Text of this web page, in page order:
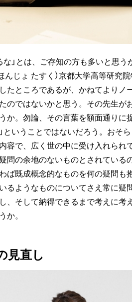
」とは、ご存知の方も多いと思
んじょ たすく）京都大学高等研究
たところであるが、かねてよりノ
のではないかと思う。その先生が
か。勿論、その言葉を額面通りに
ということではないだろう。おそ
容で、広く世の中に受け入れられ
問の余地のないものとされてい
ば既成概念的なものを何の疑問も
るようなものについてさえ常に疑
、そして納得できるまで考えに考
か。
見直し